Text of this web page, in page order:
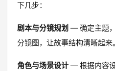
下几步：
剧本与分镜规划 — 确定主题
分镜图，让故事结构清晰起来。
角色与场景设计 — 根据内容